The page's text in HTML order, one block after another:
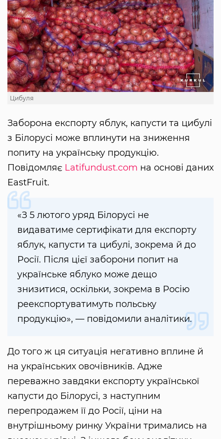
Цибуля
Заборона експорту яблук, капусти та цибулі
з Білорусі може вплинути на зниження
попиту на українську продукцію.
Повідомляє Latifundust.com на основі даних
EastFruit.
«З 5 лютого уряд Білорусі не
видаватиме сертифікати для експорту
яблук, капусти та цибулі, зокрема й до
Росії. Після цієї заборони попит на
українське яблуко може дещо
знизитися, оскільки, зокрема в Росію
реекспортуватимуть польську
продукцію», — повідомили аналітики.
До того ж ця ситуація негативно вплине й
на українських овочівників. Адже
переважно завдяки експорту української
капусти до Білорусі, з наступним
перепродажем її до Росії, ціни на
внутрішньому ринку України тримались на